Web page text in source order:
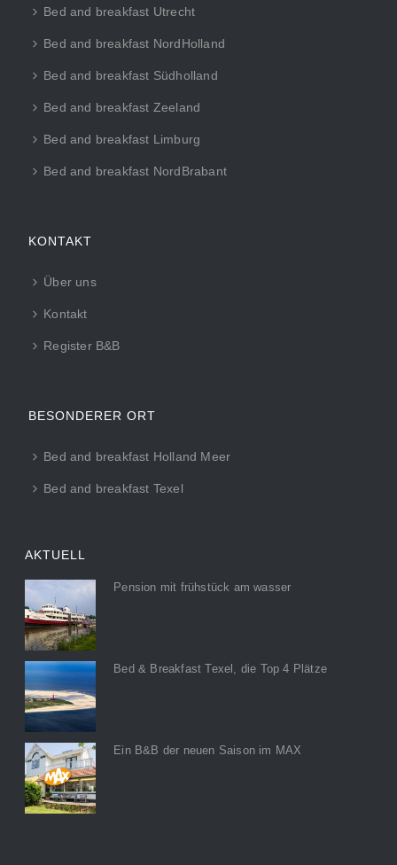
Bed and breakfast Utrecht
Bed and breakfast NordHolland
Bed and breakfast Südholland
Bed and breakfast Zeeland
Bed and breakfast Limburg
Bed and breakfast NordBrabant
KONTAKT
Über uns
Kontakt
Register B&B
BESONDERER ORT
Bed and breakfast Holland Meer
Bed and breakfast Texel
AKTUELL
Pension mit frühstück am wasser
Bed & Breakfast Texel, die Top 4 Plätze
Ein B&B der neuen Saison im MAX